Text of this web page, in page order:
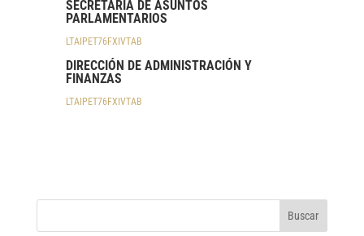
SECRETARÍA DE ASUNTOS
PARLAMENTARIOS
LTAIPET76FXIVTAB
DIRECCIÓN DE ADMINISTRACIÓN Y
FINANZAS
LTAIPET76FXIVTAB